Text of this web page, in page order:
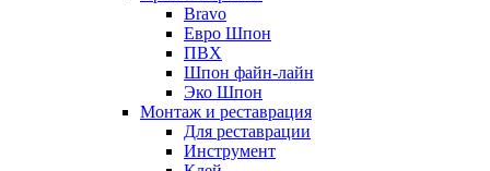
Bravo
Евро Шпон
ПВХ
Шпон файн-лайн
Эко Шпон
Монтаж и реставрация
Для реставрации
Инструмент